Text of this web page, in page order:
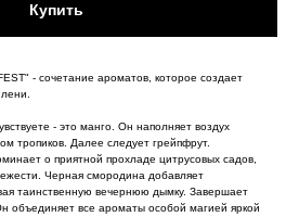
Купить
- сочетание ароматов, которое создает
- это манго. Он наполняет воздух
тропиков. Далее следует грейпфрут.
о приятной прохладе цитрусовых садов,
Черная смородина добавляет
таинственную вечернюю дымку. Завершает
объединяет все ароматы особой магией яркой